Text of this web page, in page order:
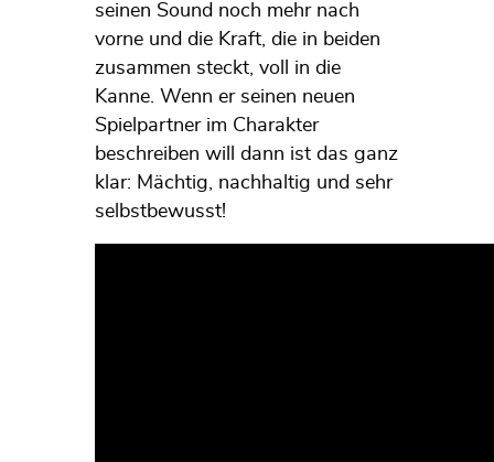
seinen Sound noch mehr nach
vorne und die Kraft, die in beiden
zusammen steckt, voll in die
Kanne. Wenn er seinen neuen
Spielpartner im Charakter
beschreiben will dann ist das ganz
klar: Mächtig, nachhaltig und sehr
selbstbewusst!